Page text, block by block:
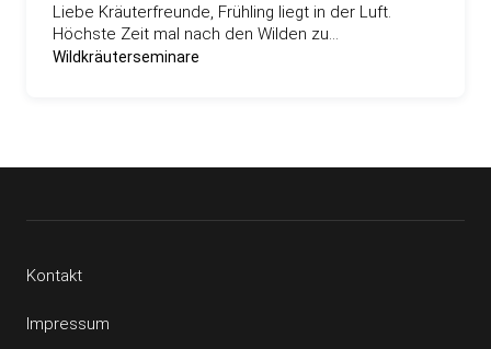
Liebe Kräuterfreunde, Frühling liegt in der Luft.
Höchste Zeit mal nach den Wilden zu…
Wildkräuterseminare
Kontakt
Impressum